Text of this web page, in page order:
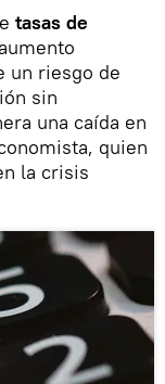
tasas de
un riesgo de
sin
una caída en
quien
la crisis